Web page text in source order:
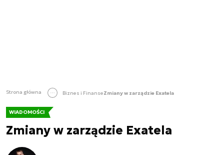
Strona główna Biznes i FinanseZmiany w zarządzie Exatela
WIADOMOŚCI
Zmiany w zarządzie Exatela